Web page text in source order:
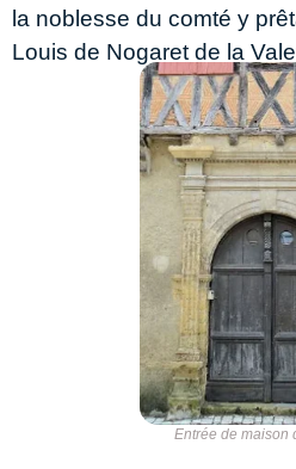
la noblesse du comté y
Louis de Nogaret de la
Entrée de maison